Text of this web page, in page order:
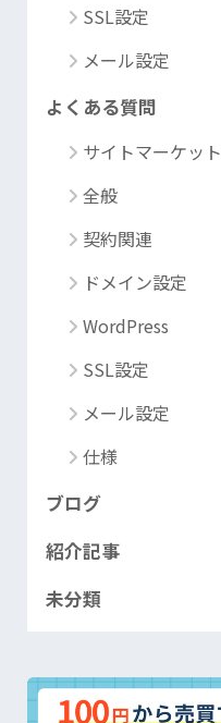
SSL設定
メール設定
よくある質問
サイトマーケット
全般
契約関連
ドメイン設定
WordPress
SSL設定
メール設定
仕様
ブログ
紹介記事
未分類